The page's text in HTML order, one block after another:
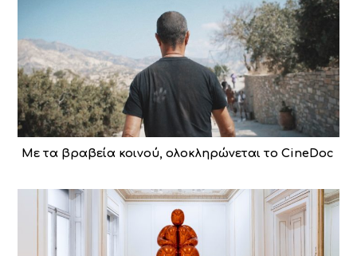
Με τα βραβεία κοινού, ολοκληρώνεται το CineDoc